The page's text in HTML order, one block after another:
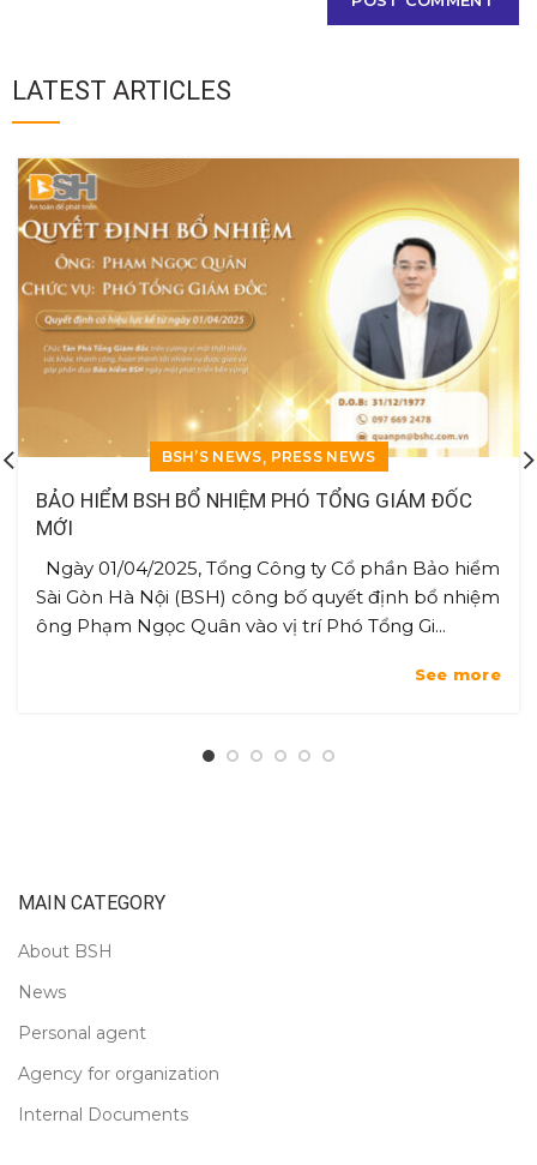
LATEST ARTICLES
BSH’S NEWS, PRESS NEWS
BẢO HIỂM BSH BỔ NHIỆM PHÓ TỔNG GIÁM ĐỐC
MỚI
Ngày 01/04/2025, Tổng Công ty Cổ phần Bảo hiểm
Sài Gòn Hà Nội (BSH) công bố quyết định bổ nhiệm
ông Phạm Ngọc Quân vào vị trí Phó Tổng Gi...
See more
MAIN CATEGORY
About BSH
News
Personal agent
Agency for organization
Internal Documents